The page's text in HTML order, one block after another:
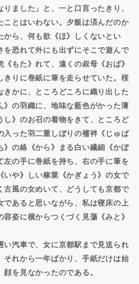
りました」と、一と口言ったきり、
ことはいわない。夕飯は済んだのか
から、何も欲《ほ》しくないとい
を恐れて外にも出ずにそこで遊んで
もた》れて、遠くの叔母《おば》
きりに巻紙に筆を走らせていた。桜
きかに、ところどころに織り出した
》の羽織に、地味な藍色がかった薄
し》のお召の着物をきて、ところど
入った羽二重しぼりの襦袢《じゅば
》の絡《から》まる白い繊細《かぼ
左の手に巻紙を持ち、右の手に筆を
いや》しい稼業《かぎょう》の女で
古風の女めいて、どうしても京都で
であると思いながら、私は寝床の上
姿に横からつくづく見蕩《みと》
汽車で、女に京都駅まで見送られ
それから一年ばかり、手紙だけは始
を見なかったのである。